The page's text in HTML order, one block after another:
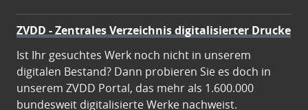
ZVDD - Zentrales Verzeichnis digitalisierter Drucke
Ist Ihr gesuchtes Werk noch nicht in unserem
digitalen Bestand? Dann probieren Sie es doch in
unserem ZVDD Portal, das mehr als 1.600.000
bundesweit digitalisierte Werke nachweist.